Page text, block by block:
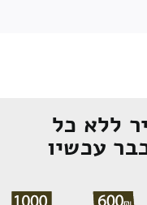
ללא כל
עכשיו